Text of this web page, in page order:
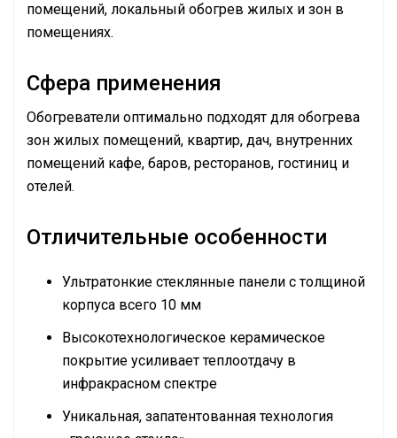
помещений, локальный обогрев жилых и зон в
помещениях.
Сфера применения
Обогреватели оптимально подходят для обогрева
зон жилых помещений, квартир, дач, внутренних
помещений кафе, баров, ресторанов, гостиниц и
отелей.
Отличительные особенности
Ультратонкие стеклянные панели с толщиной
корпуса всего 10 мм
Высокотехнологическое керамическое
покрытие усиливает теплоотдачу в
инфракрасном спектре
Уникальная, запатентованная технология